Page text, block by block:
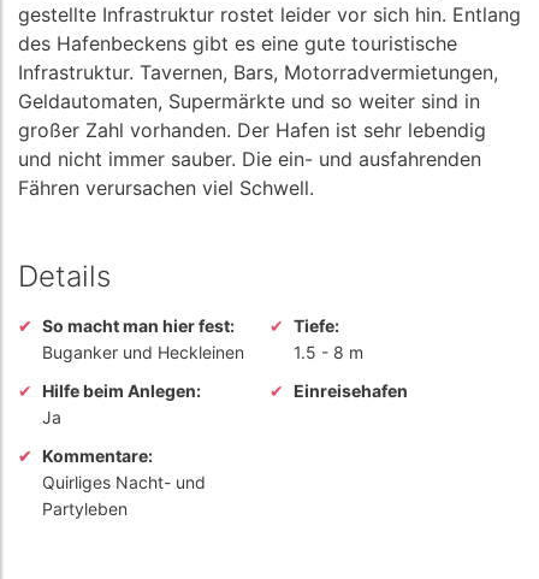
gestellte Infrastruktur rostet leider vor sich hin. Entlang
des Hafenbeckens gibt es eine gute touristische
Infrastruktur. Tavernen, Bars, Motorradvermietungen,
Geldautomaten, Supermärkte und so weiter sind in
großer Zahl vorhanden. Der Hafen ist sehr lebendig
und nicht immer sauber. Die ein- und ausfahrenden
Fähren verursachen viel Schwell.
Details
So macht man hier fest:
Buganker und Heckleinen
Tiefe:
1.5 - 8 m
Hilfe beim Anlegen:
Ja
Einreisehafen
Kommentare:
Quirliges Nacht- und
Partyleben